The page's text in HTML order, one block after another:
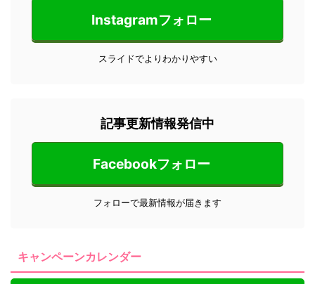
Instagramフォロー
スライドでよりわかりやすい
記事更新情報発信中
Facebookフォロー
フォローで最新情報が届きます
キャンペーンカレンダー